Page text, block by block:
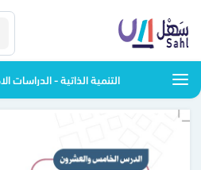
التنمية الذاتية - الدراسات